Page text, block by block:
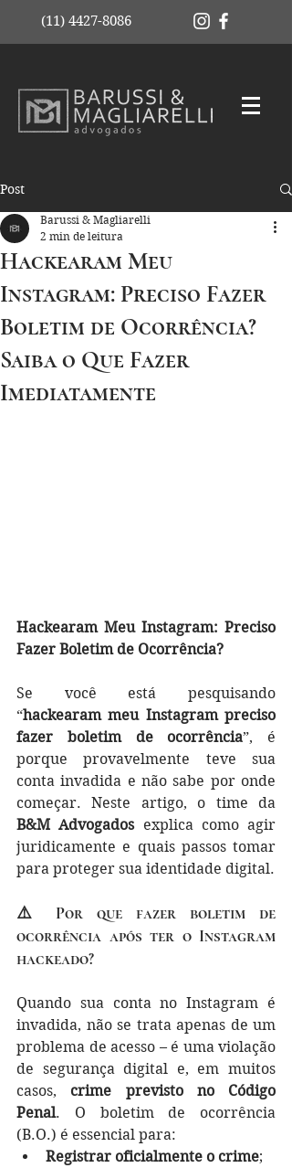
(11) 4427-8086
Post
Hackearam Meu
Instagram: Preciso Fazer
Boletim de Ocorrência?
Saiba o Que Fazer
Imediatamente
Barussi & Magliarelli
2 min de leitura
Hackearam Meu Instagram: Preciso
Fazer Boletim de Ocorrência?
Se você está pesquisando
“hackearam meu Instagram preciso
fazer boletim de ocorrência”, é
porque provavelmente teve sua
conta invadida e não sabe por onde
B&M Advogados explica como agir
juridicamente e quais passos tomar
para proteger sua identidade digital.
⚠️ Por que fazer boletim de
ocorrência após ter o Instagram
hackeado?
Quando sua conta no Instagram é
invadida, não se trata apenas de um
problema de acesso – é uma violação
de segurança digital e, em muitos
casos, crime previsto no Código
Penal. O boletim de ocorrência
(B.O.) é essencial para:
Registrar oficialmente o crime;